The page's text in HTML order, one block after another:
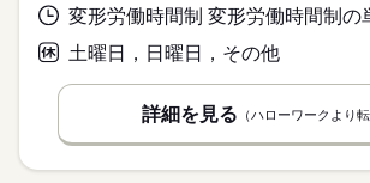
土曜日，日曜日，その他
詳細を見る （ハローワークより転